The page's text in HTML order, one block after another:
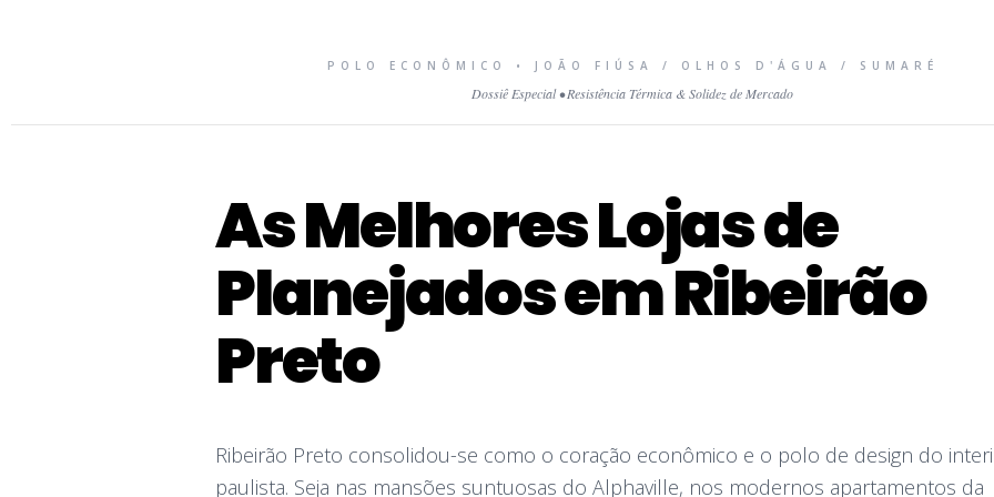
POLO ECONÔMICO • JOÃO FIÚSA / OLHOS D'ÁGUA / SUMARÉ
Dossiê Especial • Resistência Térmica & Solidez de Mercado
As Melhores Lojas de
Planejados em Ribeirão
Preto
Ribeirão Preto consolidou-se como o coração econômico e o polo de design do
paulista. Seja nas mansões suntuosas do Alphaville, nos modernos apartamentos da